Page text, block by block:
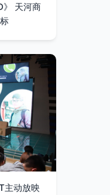
》 天河商
主动放映